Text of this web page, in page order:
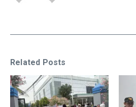
Related Posts